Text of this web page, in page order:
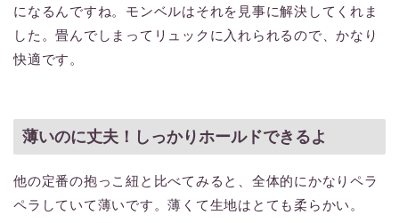
になるんですね。モンベルはそれを見事に解決してくれま
した。畳んでしまってリュックに入れられるので、かなり
快適です。
薄いのに丈夫！しっかりホールドできるよ
他の定番の抱っこ紐と比べてみると、全体的にかなりペラ
ペラしていて薄いです。薄くて生地はとても柔らかい。